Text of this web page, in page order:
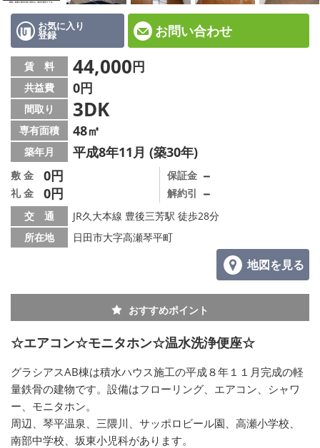
メールでお問い合わせ
お気に入り
登録 お問い合わせ
賃 料 44,000円
共益費 0円
間取り 3DK
専有面積 48㎡
築年月 平成8年11月 (築30年)
敷 金 0円
礼 金 0円
保証金 －
解約引 －
交 通
JR久大本線 豊後三芳駅 徒歩28分
所在地
日田市大字高瀬琴平町
地図を見る
おすすめポイント
☆エアコン☆モニタホン☆温水洗浄便座☆
グラシアスAB棟は積水ハウス施工の平成８年１１月完成の軽
量鉄骨の建物です。設備はフローリング、エアコン、シャワ
ー、モニタホン。
周辺、琴平温泉、三隈川、サッポロビール園、高瀬小学校、
南部中学校、坂東小児科があります。